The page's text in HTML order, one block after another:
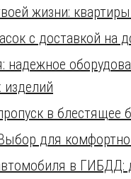
жизни:
с доставкой на
надежное
в блестящее
для
в ГИБДД: